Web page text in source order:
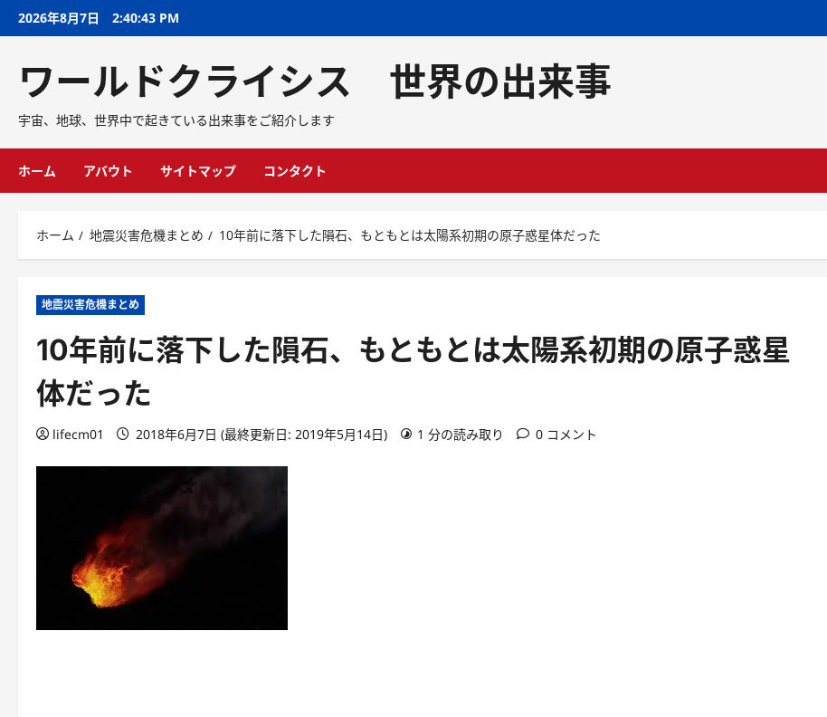
2026年8月7日 2:40:44 PM
ワールドクライシス 世界の出来事
宇宙、地球、世界中で起きている出来事をご紹介します
ホーム アバウト サイトマップ コンタクト
ホーム 地震災害危機まとめ 10年前に落下した隕石、もともとは太陽系初期の原子惑星体だった
地震災害危機まとめ
10年前に落下した隕石、もともとは太陽系初期の原子惑星
体だった
lifecm01 2018年6月7日 (最終更新日: 2019年5月14日) 1 分の読み取り 0 コメント